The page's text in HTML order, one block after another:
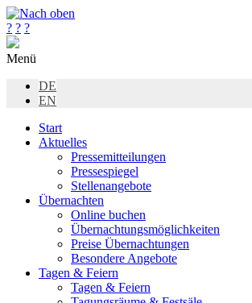
? ? ?
Menü
DE
EN
Start
Aktuelles
Pressemitteilungen
Pressespiegel
Stellenangebote
Übernachten
Online buchen
Übernachtungsmöglichkeiten
Preise Übernachtungen
Besondere Angebote
Tagen & Feiern
Tagen & Feiern